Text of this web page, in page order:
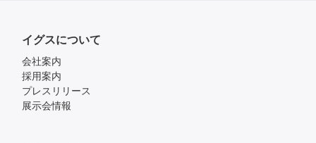
イグスについて
会社案内
採用案内
プレスリリース
展示会情報